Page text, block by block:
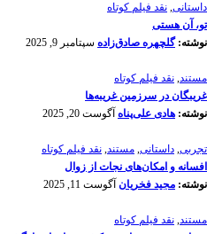
داستانی, نقد فیلم کوتاه
تو، آن هستی
نوشته:گلچهره صادق‌زاده سپتامبر 9, 2025
مستند, نقد فیلم کوتاه
غریبگان در سرزمین غریبه‌ها
نوشته: هادی علی‌پناه آگوست 20, 2025
تجربی, داستانی, مستند, نقد فیلم کوتاه
افسانه‌ و امکان‌های نجات از زوال
نوشته: مجید فخریان آگوست 11, 2025
مستند, نقد فیلم کوتاه